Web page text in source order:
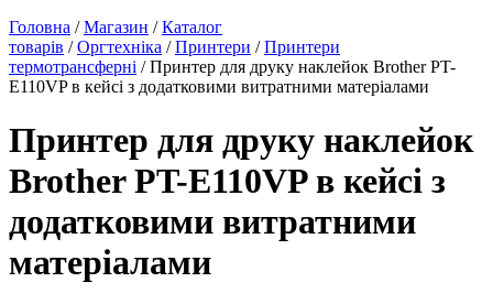
Головна /Магазин /Каталог
товарів /Оргтехніка /Принтери /Принтери
термотрансферні / Принтер для друку наклейок Brother PT-
E110VP в кейсі з додатковими витратними матеріалами
Принтер для друку наклейок
Brother PT-E110VP в кейсі з
додатковими витратними
матеріалами